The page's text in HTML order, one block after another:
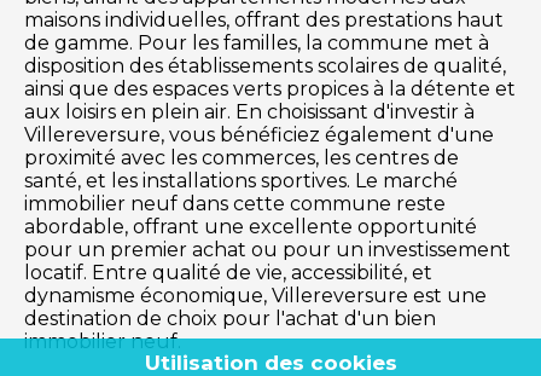
maisons individuelles, offrant des prestations haut
de gamme. Pour les familles, la commune met à
disposition des établissements scolaires de qualité,
ainsi que des espaces verts propices à la détente et
aux loisirs en plein air. En choisissant d'investir à
Villereversure, vous bénéficiez également d'une
proximité avec les commerces, les centres de
santé, et les installations sportives. Le marché
immobilier neuf dans cette commune reste
abordable, offrant une excellente opportunité
pour un premier achat ou pour un investissement
locatif. Entre qualité de vie, accessibilité, et
dynamisme économique, Villereversure est une
destination de choix pour l'achat d'un bien
immobilier neuf.
Utilisation des cookies